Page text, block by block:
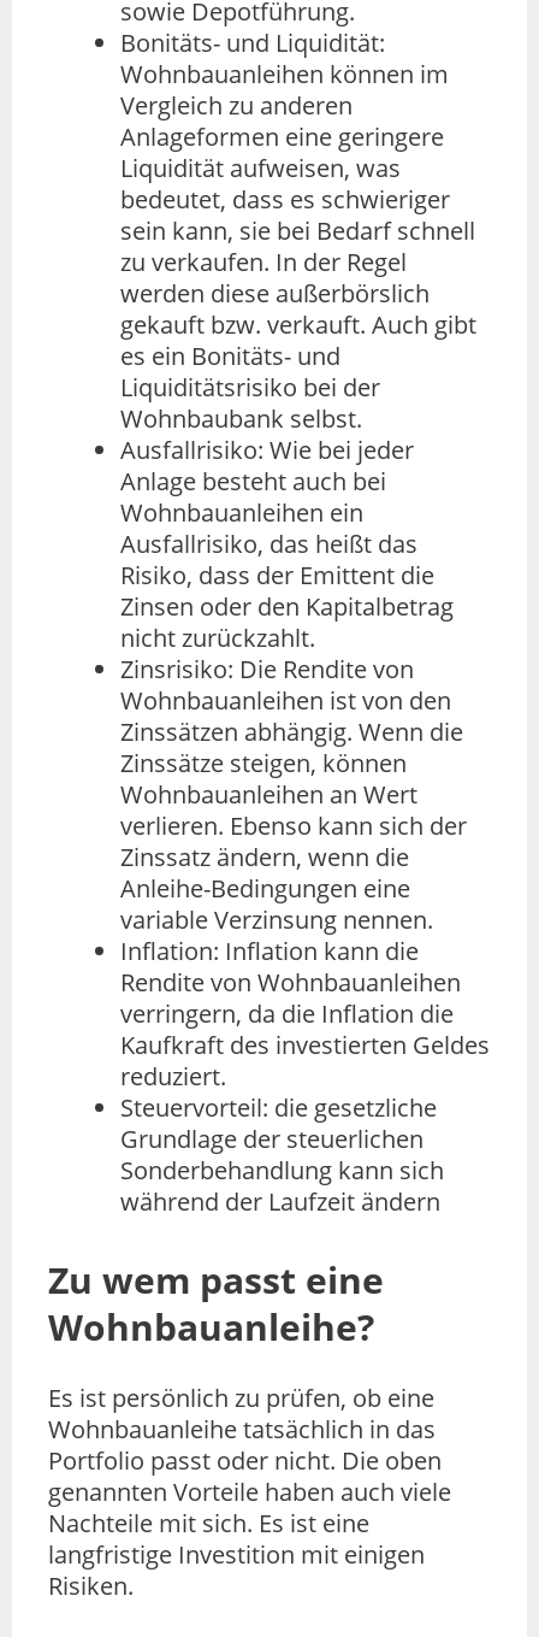
sowie Depotführung.
Bonitäts- und Liquidität:
Wohnbauanleihen können im
Vergleich zu anderen
Anlageformen eine geringere
Liquidität aufweisen, was
bedeutet, dass es schwieriger
sein kann, sie bei Bedarf schnell
zu verkaufen. In der Regel
werden diese außerbörslich
gekauft bzw. verkauft. Auch gibt
es ein Bonitäts- und
Liquiditätsrisiko bei der
Wohnbaubank selbst.
Ausfallrisiko: Wie bei jeder
Anlage besteht auch bei
Wohnbauanleihen ein
Ausfallrisiko, das heißt das
Risiko, dass der Emittent die
Zinsen oder den Kapitalbetrag
nicht zurückzahlt.
Zinsrisiko: Die Rendite von
Wohnbauanleihen ist von den
Zinssätzen abhängig. Wenn die
Zinssätze steigen, können
Wohnbauanleihen an Wert
verlieren. Ebenso kann sich der
Zinssatz ändern, wenn die
Anleihe-Bedingungen eine
variable Verzinsung nennen.
Inflation: Inflation kann die
Rendite von Wohnbauanleihen
verringern, da die Inflation die
Kaufkraft des investierten Geldes
reduziert.
Steuervorteil: die gesetzliche
Grundlage der steuerlichen
Sonderbehandlung kann sich
während der Laufzeit ändern
Zu wem passt eine
Wohnbauanleihe?
Es ist persönlich zu prüfen, ob eine
Wohnbauanleihe tatsächlich in das
Portfolio passt oder nicht. Die oben
genannten Vorteile haben auch viele
Nachteile mit sich. Es ist eine
langfristige Investition mit einigen
Risiken.